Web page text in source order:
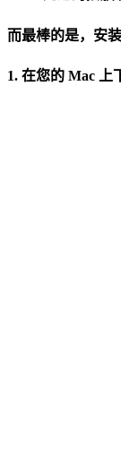
而最棒的是，安
1. 在您的 Mac 上